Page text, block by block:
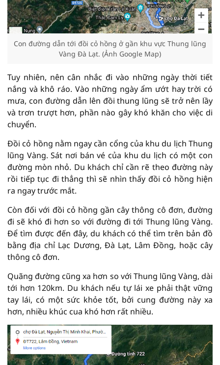
Con đường dẫn tới đồi cỏ hồng ở gần khu vực Thung lũng
Vàng Đà Lạt. (Ảnh Google Map)
Tuy nhiên, nên cân nhắc đi vào những ngày thời tiết
nắng và khô ráo. Vào những ngày ẩm ướt hay trời có
mưa, con đường dẫn lên đồi thung lũng sẽ trở nên lầy
và trơn trượt hơn, phần nào gây khó khăn cho việc di
chuyển.
Đồi cỏ hồng nằm ngay cần cổng của khu du lịch Thung
lũng Vàng. Sát nơi bán vé của khu du lịch có một con
đường mòn nhỏ. Du khách chỉ cần rẽ theo đường này
rồi tiếp tục đi thẳng thì sẽ nhìn thấy đồi cỏ hồng hiện
ra ngay trước mắt.
Còn đối với đồi cỏ hồng gần cây thông cô đơn, đường
đi sẽ khó đi hơn so với đường đi tới Thung lũng Vàng.
Để tìm được đến đây, du khách có thể tìm trên bản đồ
bằng địa chỉ Lạc Dương, Đà Lạt, Lâm Đồng, hoặc cây
thông cô đơn.
Quãng đường cũng xa hơn so với Thung lũng Vàng, dài
tới hơn 120km. Du khách nếu tự lái xe phải thật vững
tay lái, có một sức khỏe tốt, bởi cung đường này xa
hơn, nhiều khúc cua khó hơn rất nhiều.